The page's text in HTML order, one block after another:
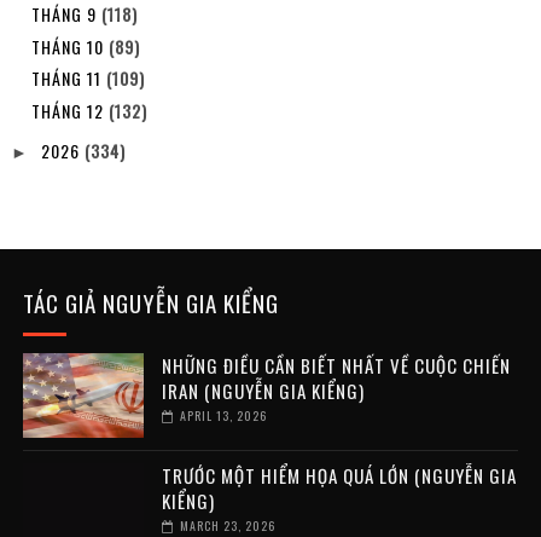
THÁNG 9 (118)
THÁNG 10 (89)
THÁNG 11 (109)
THÁNG 12 (132)
► 2026 (334)
TÁC GIẢ NGUYỄN GIA KIỂNG
NHỮNG ĐIỀU CẦN BIẾT NHẤT VỀ CUỘC CHIẾN
IRAN (NGUYỄN GIA KIỂNG)
APRIL 13, 2026
TRƯỚC MỘT HIỂM HỌA QUÁ LỚN (NGUYỄN GIA
KIỂNG)
MARCH 23, 2026